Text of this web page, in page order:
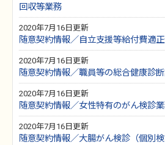
回収等業務
2020年7月16日更新
随意契約情報／自立支援等給付費適
2020年7月16日更新
随意契約情報／職員等の総合健康診断
2020年7月16日更新
随意契約情報／女性特有のがん検診業
2020年7月16日更新
随意契約情報／大腸がん検診（個別